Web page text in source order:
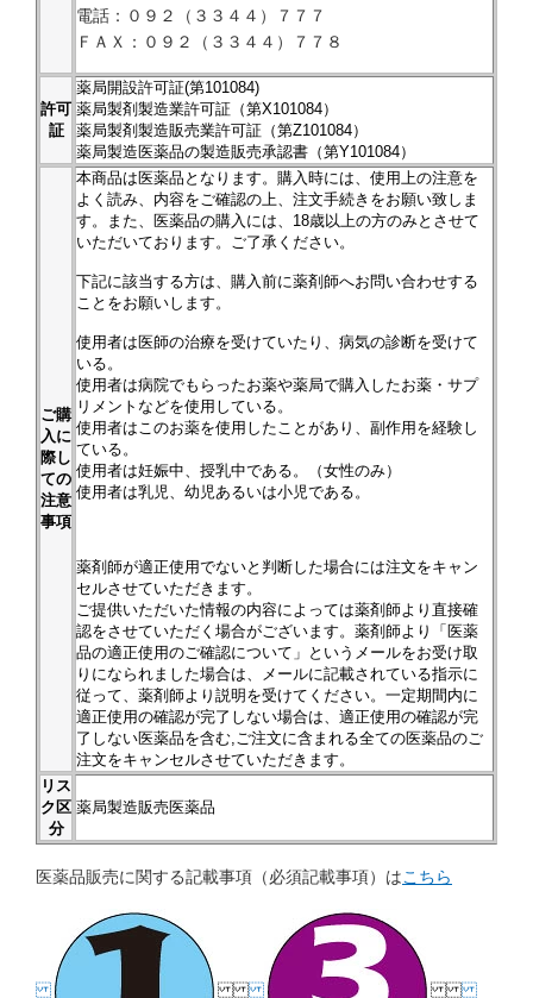
電話：０９２（３３４４）７７７
ＦＡＸ：０９２（３３４４）７７８
許可
証
薬局開設許可証(第101084)
薬局製剤製造業許可証（第X101084）
薬局製剤製造販売業許可証（第Z101084）
薬局製造医薬品の製造販売承認書（第Y101084）
ご購
入に
際し
ての
注意
事項
本商品は医薬品となります。購入時には、使用上の注意を
よく読み、内容をご確認の上、注文手続きをお願い致しま
す。また、医薬品の購入には、18歳以上の方のみとさせて
いただいております。ご了承ください。
下記に該当する方は、購入前に薬剤師へお問い合わせする
ことをお願いします。
使用者は医師の治療を受けていたり、病気の診断を受けて
いる。
使用者は病院でもらったお薬や薬局で購入したお薬・サプ
リメントなどを使用している。
使用者はこのお薬を使用したことがあり、副作用を経験し
ている。
使用者は妊娠中、授乳中である。（女性のみ）
使用者は乳児、幼児あるいは小児である。
薬剤師が適正使用でないと判断した場合には注文をキャン
セルさせていただきます。
ご提供いただいた情報の内容によっては薬剤師より直接確
認をさせていただく場合がございます。薬剤師より「医薬
品の適正使用のご確認について」というメールをお受け取
りになられました場合は、メールに記載されている指示に
従って、薬剤師より説明を受けてください。一定期間内に
適正使用の確認が完了しない場合は、適正使用の確認が完
了しない医薬品を含む,ご注文に含まれる全ての医薬品のご
注文をキャンセルさせていただきます。
リス
ク区
分
薬局製造販売医薬品
医薬品販売に関する記載事項（必須記載事項）はこちら